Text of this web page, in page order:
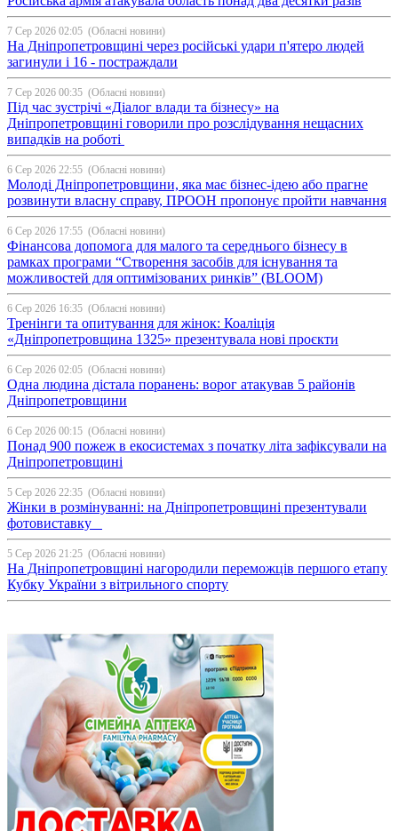
7 Сер 2026 02:05 (Обласні новини)
На Дніпропетровщині через російські удари п'ятеро людей
загинули і 16 - постраждали
7 Сер 2026 00:35 (Обласні новини)
Під час зустрічі «Діалог влади та бізнесу» на
Дніпропетровщині говорили про розслідування нещасних
випадків на роботі
6 Сер 2026 22:55 (Обласні новини)
Молоді Дніпропетровщини, яка має бізнес-ідею або прагне
розвинути власну справу, ПРООН пропонує пройти навчання
6 Сер 2026 17:55 (Обласні новини)
Фінансова допомога для малого та середнього бізнесу в
рамках програми “Створення засобів для існування та
можливостей для оптимізованих ринків” (BLOOM)
6 Сер 2026 16:35 (Обласні новини)
Тренінги та опитування для жінок: Коаліція
«Дніпропетровщина 1325» презентувала нові проєкти
6 Сер 2026 02:05 (Обласні новини)
Одна людина дістала поранень: ворог атакував 5 районів
Дніпропетровщини
6 Сер 2026 00:15 (Обласні новини)
Понад 900 пожеж в екосистемах з початку літа зафіксували на
Дніпропетровщині
5 Сер 2026 22:35 (Обласні новини)
Жінки в розмінуванні: на Дніпропетровщині презентували
фотовиставку
5 Сер 2026 21:25 (Обласні новини)
На Дніпропетровщині нагородили переможців першого етапу
Кубку України з вітрильного спорту